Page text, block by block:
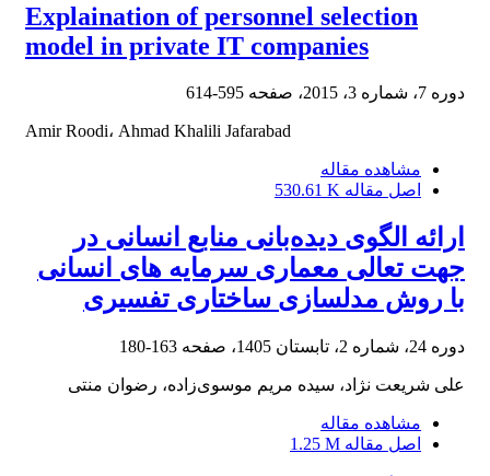
Explaination of personnel selection
model in private IT companies
دوره 7، شماره 3، 2015، صفحه 595-614
Amir Roodi، Ahmad Khalili Jafarabad
مشاهده مقاله
اصل مقاله 530.61 K
ارائه الگوی دیده‌بانی منابع انسانی در
جهت تعالی معماری سرمایه های انسانی
با روش مدلسازی ساختاری تفسیری
دوره 24، شماره 2، تابستان 1405، صفحه 163-180
علی شریعت نژاد، سیده مریم موسوی‌زاده، رضوان منتی
مشاهده مقاله
اصل مقاله 1.25 M